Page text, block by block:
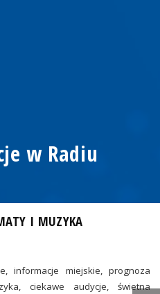
w Radiu
I MUZYKA
informacje miejskie, prognoza
ciekawe audycje, świetna